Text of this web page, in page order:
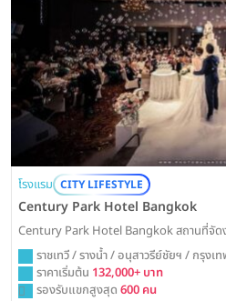
โรงแรม CITY LIFESTYLE
Century Park Hotel Bangkok
Century Park Hotel Bangkok สถานที่จัด
ราชเทวี / รางน้ำ / อนุสาวรีย์ชัยฯ / กรุงเ
ราคาเริ่มต้น 132,000+ บาท
รองรับแขกสูงสุด 600 คน